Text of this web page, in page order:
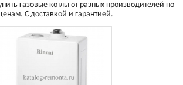
газовые котлы от разных производителей по
С доставкой и гарантией.